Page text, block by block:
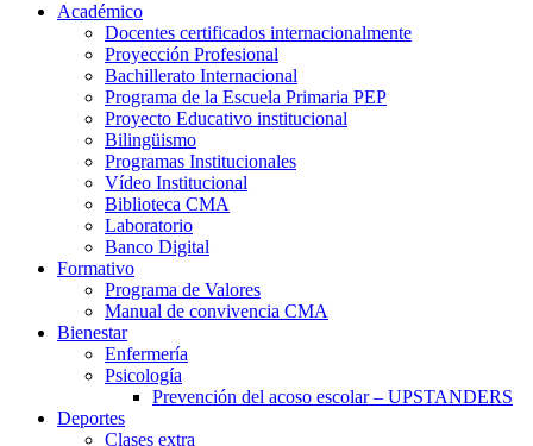
Académico
Docentes certificados internacionalmente
Proyección Profesional
Bachillerato Internacional
Programa de la Escuela Primaria PEP
Proyecto Educativo institucional
Bilingüismo
Programas Institucionales
Vídeo Institucional
Biblioteca CMA
Laboratorio
Banco Digital
Formativo
Programa de Valores
Manual de convivencia CMA
Bienestar
Enfermería
Psicología
Prevención del acoso escolar – UPSTANDERS
Deportes
Clases extra